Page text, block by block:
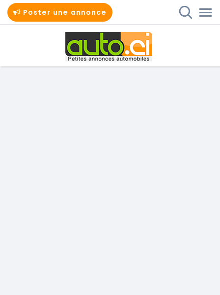
Poster une annonce